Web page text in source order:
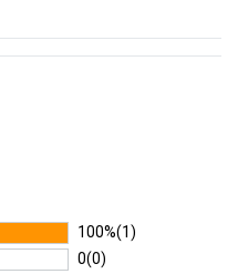
100%(1)
0(0)